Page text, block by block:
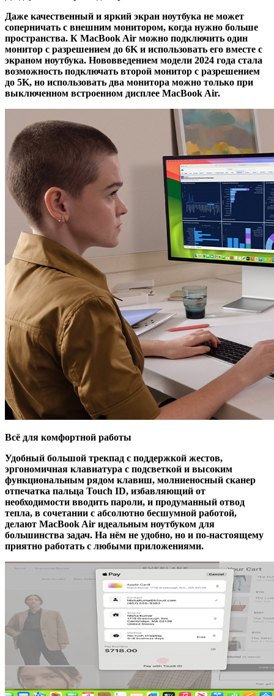
Даже качественный и яркий экран ноутбука не может
соперничать с внешним монитором, когда нужно больше
пространства. К MacBook Air можно подключить один
монитор с разрешением до 6K и использовать его вместе с
экраном ноутбука. Нововведением модели 2024 года стала
возможность подключать второй монитор с разрешением
до 5K, но использовать два монитора можно только при
выключенном встроенном дисплее MacBook Air.
Всё для комфортной работы
Удобный большой трекпад с поддержкой жестов,
эргономичная клавиатура с подсветкой и высоким
функциональным рядом клавиш, молниеносный сканер
отпечатка пальца Touch ID, избавляющий от
необходимости вводить пароли, и продуманный отвод
тепла, в сочетании с абсолютно бесшумной работой,
делают MacBook Air идеальным ноутбуком для
большинства задач. На нём не удобно, но и по-настоящему
приятно работать с любыми приложениями.